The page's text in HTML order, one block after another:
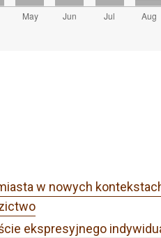
w nowych
ekspresyjnego